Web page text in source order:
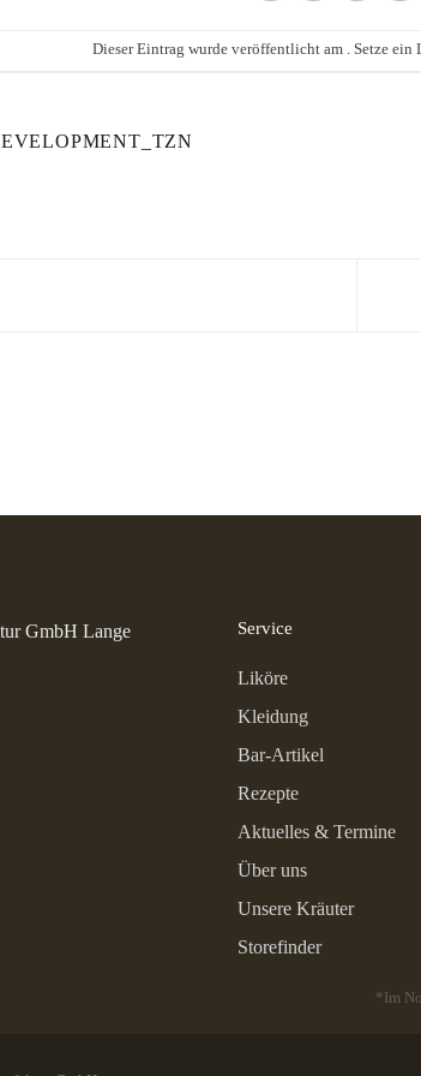
Dieser Eintrag wurde veröffentlicht am . Setze ein
GmbH Lange
Service
Liköre
Kleidung
Bar-Artikel
Rezepte
Aktuelles & Termine
Über uns
Unsere Kräuter
Storefinder
*Im